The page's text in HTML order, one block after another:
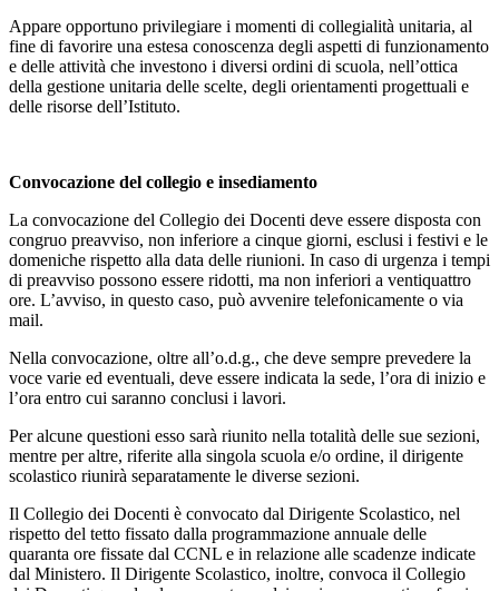
Appare opportuno privilegiare i momenti di collegialità unitaria, al
fine di favorire una estesa conoscenza degli aspetti di funzionamento
e delle attività che investono i diversi ordini di scuola, nell’ottica
della gestione unitaria delle scelte, degli orientamenti progettuali e
delle risorse dell’Istituto.
Convocazione del collegio e insediamento
La convocazione del Collegio dei Docenti deve essere disposta con
congruo preavviso, non inferiore a cinque giorni, esclusi i festivi e le
domeniche rispetto alla data delle riunioni. In caso di urgenza i tempi
di preavviso possono essere ridotti, ma non inferiori a ventiquattro
ore. L’avviso, in questo caso, può avvenire telefonicamente o via
mail.
Nella convocazione, oltre all’o.d.g., che deve sempre prevedere la
voce varie ed eventuali, deve essere indicata la sede, l’ora di inizio e
l’ora entro cui saranno conclusi i lavori.
Per alcune questioni esso sarà riunito nella totalità delle sue sezioni,
mentre per altre, riferite alla singola scuola e/o ordine, il dirigente
scolastico riunirà separatamente le diverse sezioni.
Il Collegio dei Docenti è convocato dal Dirigente Scolastico, nel
rispetto del tetto fissato dalla programmazione annuale delle
quaranta ore fissate dal CCNL e in relazione alle scadenze indicate
dal Ministero. Il Dirigente Scolastico, inoltre, convoca il Collegio